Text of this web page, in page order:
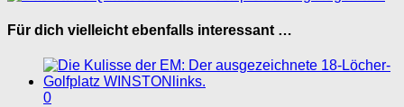
Für dich vielleicht ebenfalls interessant …
0